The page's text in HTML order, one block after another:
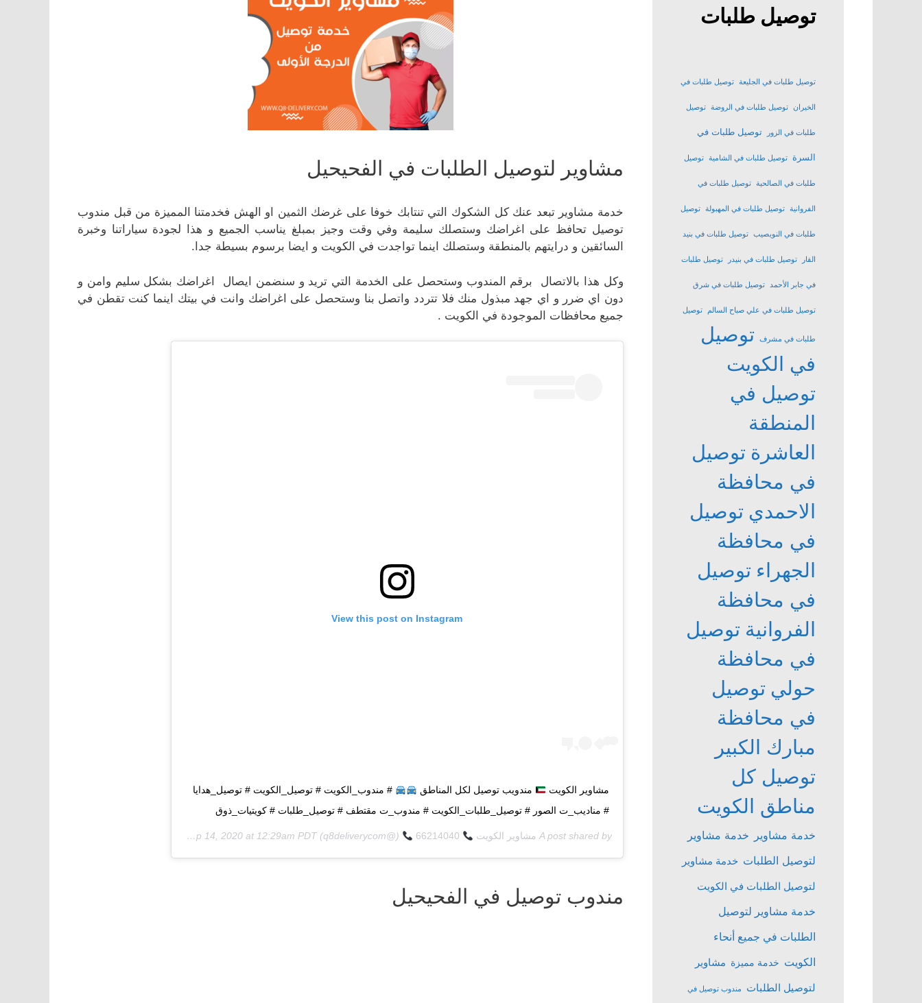
مشاوير لتوصيل الطلبات في الفحيحيل
خدمة مشاوير تبعد عنك كل الشكوك التي تنتابك خوفا على غرضك الثمين او الهش فخدمتنا المميزة من قبل مندوب
توصيل تحافظ على اغراضك وستصلك سليمة وفي وقت وجيز بمبلغ يناسب الجميع و هذا لجودة سياراتنا وخبرة
السائقين و درايتهم بالمنطقة وستصلك اينما تواجدت في الكويت و ايضا برسوم بسيطة جدا.
وكل هذا بالاتصال برقم المندوب وستحصل على الخدمة التي تريد و سنضمن ايصال اغراضك بشكل سليم وامن و
دون اي ضرر و اي جهد مبذول منك فلا تتردد واتصل بنا وستحصل على اغراضك وانت في بيتك اينما كنت تقطن في
جميع محافظات الموجودة في الكويت .
View this post on Instagram
مشاوير الكويت مندويب توصيل لكل المناطق
# مندوب_الكويت # توصيل_الكويت # توصيل_هدايا
# مناديب_ت الصور # توصيل_طلبات_الكويت # مندوب_ت مقتطف # توصيل_طلبات # كويتيات_ذوق
A post shared by مشاوير الكويت (@q8deliverycom) on
Sep 14, 2020 at 12:29am PDT
مندوب توصيل في الفحيحيل
توصيل طلبات
توصيل طلبات في الجليعة توصيل طلبات في
الخيران توصيل طلبات في الروضة توصيل
طلبات في الزور توصيل طلبات في
السرة توصيل طلبات في الشامية توصيل
طلبات في الصالحية توصيل طلبات في
الفروانية توصيل طلبات في المهبولة توصيل
طلبات في النويصيب توصيل طلبات في بنيد
القار توصيل طلبات في بنيدر توصيل طلبات
في جابر الأحمد توصيل طلبات في شرق
توصيل طلبات في علي صباح السالم توصيل
طلبات في مشرف
توصيل
في الكويت
توصيل في
المنطقة
العاشرة توصيل
في محافظة
الاحمدي توصيل
في محافظة
الجهراء توصيل
في محافظة
الفروانية توصيل
في محافظة
حولي توصيل
في محافظة
مبارك الكبير
توصيل كل
مناطق الكويت
خدمة مشاوير
خدمة مشاوير
لتوصيل الطلبات خدمة مشاوير
لتوصيل الطلبات في الكويت
خدمة مشاوير لتوصيل
الطلبات في جميع أنحاء
الكويت خدمة مميزة مشاوير
لتوصيل الطلبات مندوب توصيل في